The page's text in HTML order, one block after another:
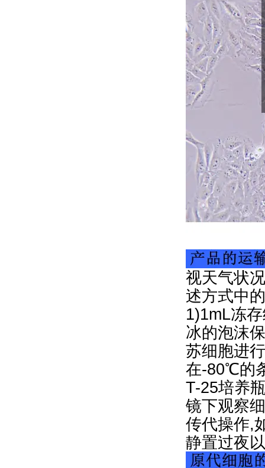
视天气状
述方式中
1)1mL冻
冰的泡沫
苏细胞进
在-80℃的
T-25培养
镜下观察
传代操作,
静置过夜